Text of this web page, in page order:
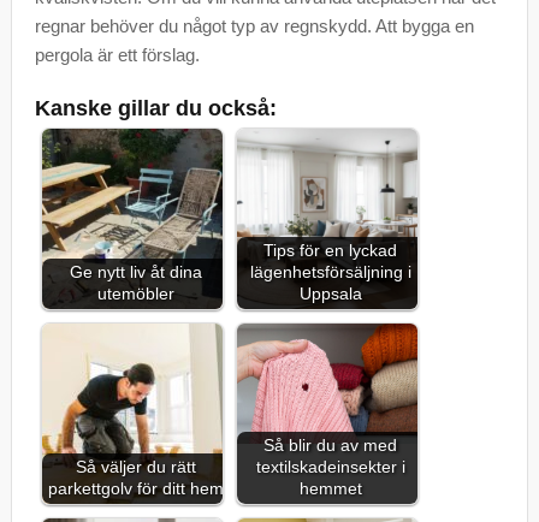
regnar behöver du något typ av regnskydd. Att bygga en
pergola är ett förslag.
Kanske gillar du också:
Ge nytt liv åt dina
utemöbler
Tips för en lyckad
lägenhetsförsäljning i
Uppsala
Så väljer du rätt
parkettgolv för ditt hem
Så blir du av med
textilskadeinsekter i
hemmet